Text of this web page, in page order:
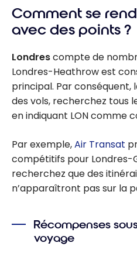
Comment se
avec des points ?
Londrescompte de
Londres-Heathrow est
principal. Par conséquent,
des vols, recherchez tous
en indiquant LON comme
Par exemple,Air Transat
compétitifs pour Londres-
recherchez que des
n’apparaîtront pas sur la
Récompenses
voyage